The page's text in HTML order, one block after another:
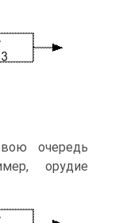
очередь
орудие